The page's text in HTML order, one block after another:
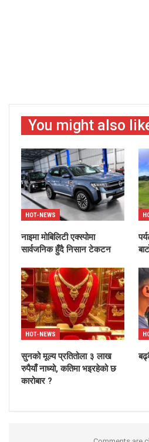
You might also
HOT-NEWS
नाइमा मोबिलिटी एक्स्पोमा
सार्वजनिक हुँदै निसान टेकटन
HOT-NEWS
सुनको मूल्य प्रतितोला ३ लाख
रुपैयाँ नाध्यो, कतिमा भइरहेको छ
कारोबार ?